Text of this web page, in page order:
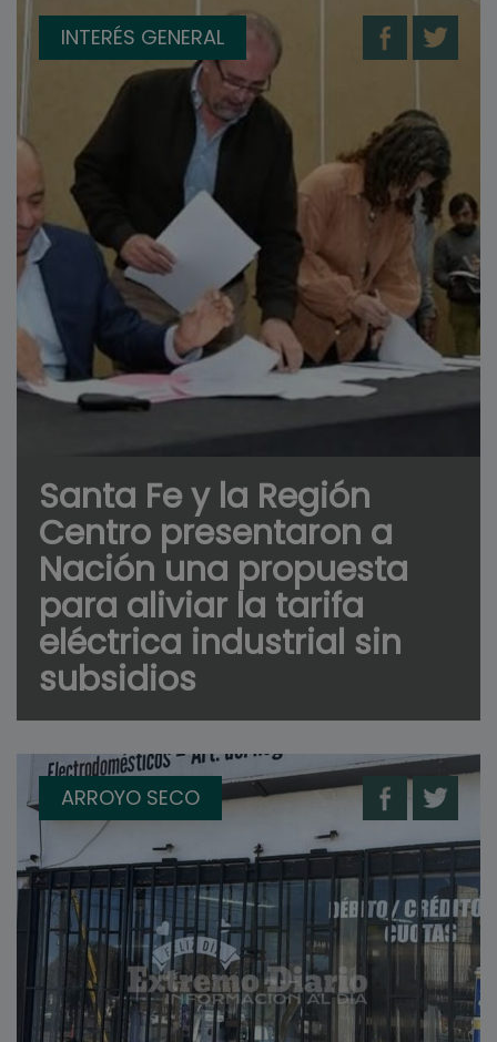
INTERÉS GENERAL
Santa Fe y la Región
Centro presentaron a
Nación una propuesta
para aliviar la tarifa
eléctrica industrial sin
subsidios
ARROYO SECO